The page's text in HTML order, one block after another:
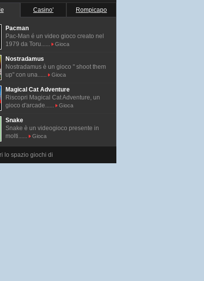
Casino' Rompicapo
Pacman
Pac-Man é un video gioco creato nel
1979 da Toru......
Gioca
Nostradamus
Nostradamus è un gioco " shoot them
up" con una......
Gioca
Magical Cat Adventure
Riscopri Magical Cat Adventure, un
gioco d'arcade......
Gioca
Snake
Snake è un videogioco presente in
molti......
Gioca
lo spazio giochi di